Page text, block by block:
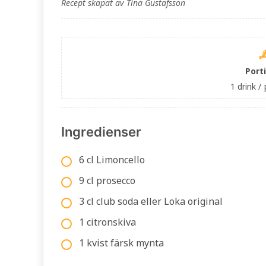
Recept skapat av Tina Gustafsson
1 drink /
Ingredienser
6 cl Limoncello
9 cl prosecco
3 cl club soda eller Loka original
1 citronskiva
1 kvist färsk mynta